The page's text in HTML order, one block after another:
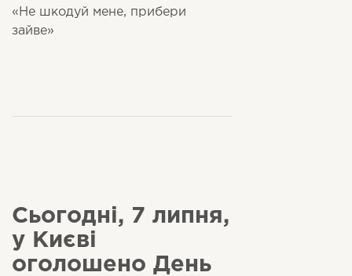
«Не шкодуй мене, прибери
зайве»
Сьогодні, 7 липня,
у Києві
оголошено День